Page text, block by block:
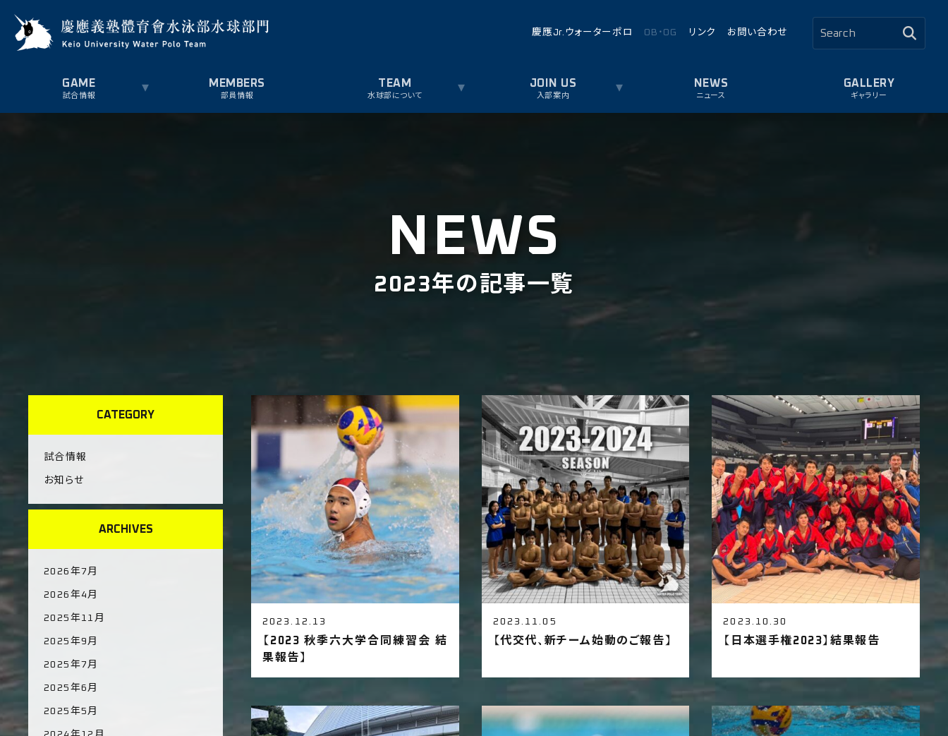
試合情報 部員情報 水球部について 入部案内 ニュース ギャラリー
慶應Jr.ウォーターポロ OB・OG リンク お問い合わせ
NEWS
2023年の記事一覧
2023.12.13
【2023 秋季六大学合同練習会 結
果報告】
2023.11.05
【代交代、新チーム始動のご報告】
2023.10.30
【日本選手権2023】結果報告
CATEGORY
試合情報
お知らせ
ARCHIVES
2026年7月
2026年4月
2025年11月
2025年9月
2025年7月
2025年6月
2025年5月